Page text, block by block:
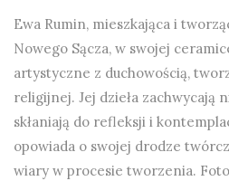
Ewa Rumin, mieszkająca i
Nowego Sącza, w swojej
artystyczne z duchowością,
religijnej. Jej dzieła zachwycają
skłaniają do refleksji i
opowiada o swojej drodze
wiary w procesie tworzenia.